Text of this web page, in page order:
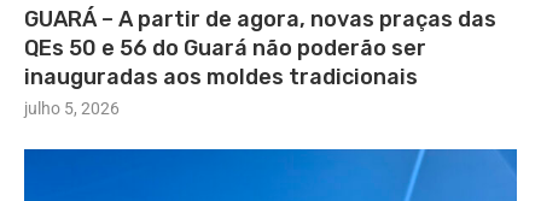
GUARÁ – A partir de agora, novas praças das
QEs 50 e 56 do Guará não poderão ser
inauguradas aos moldes tradicionais
julho 5, 2026